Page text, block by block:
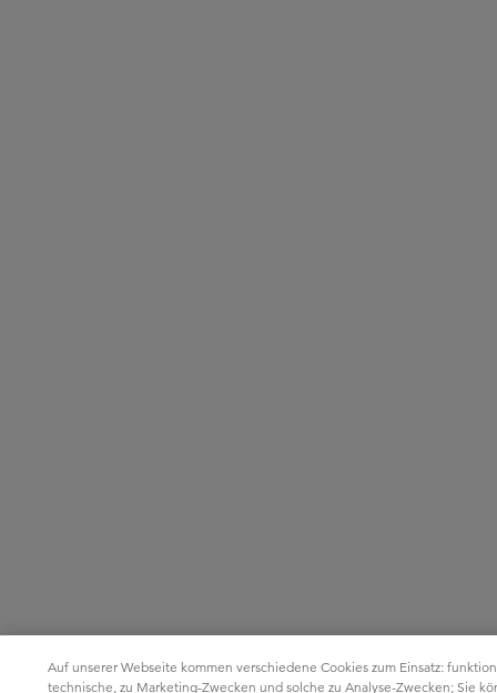
Auf unserer Webseite kommen verschiedene Cookies zum Einsatz:
technische, zu Marketing-Zwecken und solche zu Analyse-Zwecken; Sie